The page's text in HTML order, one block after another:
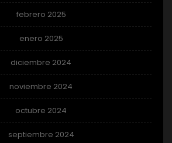
febrero 2025
enero 2025
diciembre 2024
noviembre 2024
octubre 2024
septiembre 2024